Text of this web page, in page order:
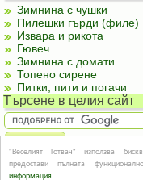
"Веселият Готвач" използва
предостави пълната
информация
Зимнина с чушки
Пилешки гърди (филе)
Извара и рикота
Гювеч
Зимнина с домати
Топено сирене
Питки, пити и погачи
Търсене в целия сайт
За реклама| За контакти|
© Информацията в този сайт